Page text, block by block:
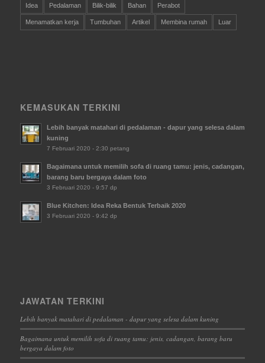
Idea Pedalaman Bilik-bilik Bahan Perabot
Menamatkan kerja Tumbuhan Artikel Membina rumah Luar
KEMASUKAN TERKINI
Lebih banyak matahari di pedalaman - dapur yang selesa dalam
kuning
7 Februari 2020 - 2:30 petang
Bagaimana untuk memilih sofa di ruang tamu: jenis, cadangan,
barang baru bergaya dalam foto
3 Februari 2020 - 9:57 dp
Blue Kitchen: Idea Reka Bentuk Terbaik 2020
3 Februari 2020 - 9:42 dp
JAWATAN TERKINI
Lebih banyak matahari di pedalaman - dapur yang selesa dalam kuning
Bagaimana untuk memilih sofa di ruang tamu: jenis, cadangan, barang baru
bergaya dalam foto